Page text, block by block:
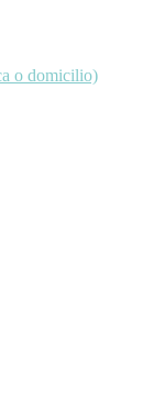
o domicilio)